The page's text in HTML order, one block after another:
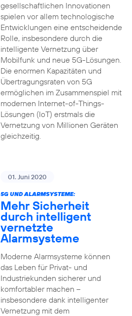
gesellschaftlichen Innovationen
spielen vor allem technologische
Entwicklungen eine entscheidende
Rolle, insbesondere durch die
intelligente Vernetzung über
Mobilfunk und neue 5G-Lösungen.
Die enormen Kapazitäten und
Übertragungsraten von 5G
ermöglichen im Zusammenspiel mit
modernen Internet-of-Things-
Lösungen (IoT) erstmals die
Vernetzung von Millionen Geräten
gleichzeitig.
01. Juni 2020
5G UND ALARMSYSTEME:
Mehr Sicherheit
durch intelligent
vernetzte
Alarmsysteme
Moderne Alarmsysteme können
das Leben für Privat- und
Industriekunden sicherer und
komfortabler machen –
insbesondere dank intelligenter
Vernetzung mit dem